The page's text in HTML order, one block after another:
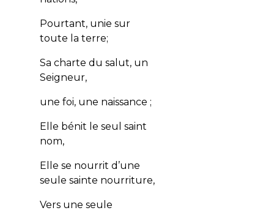
Pourtant, unie sur
toute la terre;
Sa charte du salut, un
Seigneur,
une foi, une naissance ;
Elle bénit le seul saint
nom,
Elle se nourrit d’une
seule sainte nourriture,
Vers une seule